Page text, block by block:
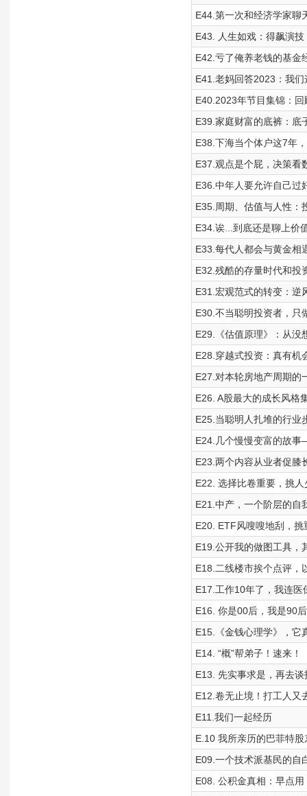
E44.第一次和经济学家聊
E43. 人生如戏：得飙演技
E42.亏了俺养老钱的基金
E41.老妈回答2023：我
E40.2023年节目集锦：
E39.家庭财富的底裤：底
E38.下海当个体户这7年
E37.观点是个屁，决策看
E36.中年人要允许自己过
E35.周期、估值与人性：
E34.诶...到底还是聊上价
E33.每代人都会与黄金相
E32.残酷的存量时代和投
E31.宏观范式的转变：逆
E30.不当聪明投资者，只
E29.《估值原理》：从没
E28.穿越式投资：真有机
E27.对本轮房地产周期的
E26. A股最大的成长风
E25.当聪明人扎堆的行业
E24.几个慢慢变富的故
E23.两个内容从业者促膝
E22. 选择比卷重要，挑
E21.中产，一个阶层的自
E20. ETF风嗖嗖地刮，挑
E19.公开我的做图工具，
E18.二线楼市挨个点评，
E17.工作10年了，我连医
E16. 你是00后，我是90
E15.《金钱心理学》，它
E14. “概”帮弟子！速来！
E13. 先实事求是，再去谈
E12.卷无止境！打工人又
E11.我们一起经历
E.10 我所亲历的巴菲特股
E09.一个技术派基民的自
E08. 公积金真相：早点